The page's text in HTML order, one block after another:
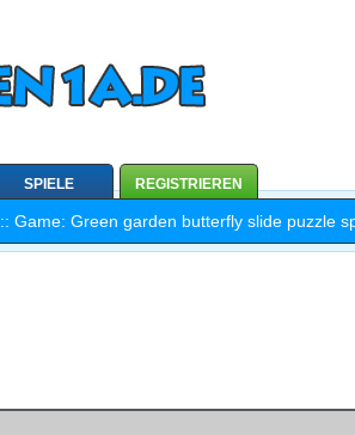
:: Game: Green garden butterfly slide puzzle
SPIELE REGISTRIEREN